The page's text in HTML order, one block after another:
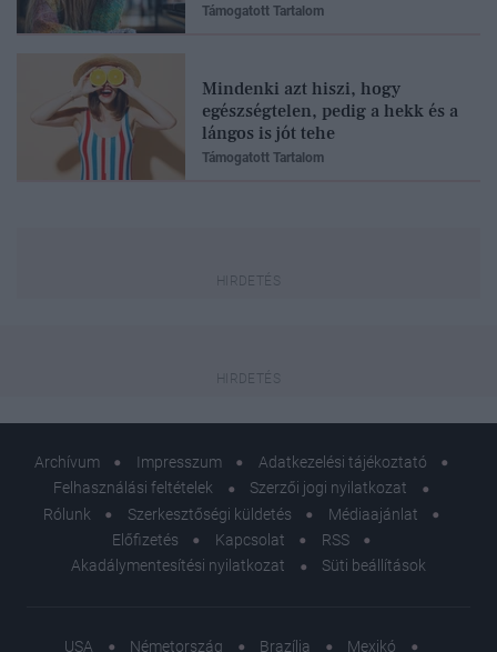
Támogatott Tartalom
Mindenki azt hiszi, hogy
egészségtelen, pedig a hekk és a
lángos is jót tehe
Támogatott Tartalom
Archívum Impresszum
Adatkezelési tájékoztató
Felhasználási feltételek
Szerzői jogi nyilatkozat
Rólunk
Szerkesztőségi küldetés
Médiaajánlat
Előfizetés
Kapcsolat
RSS
Akadálymentesítési nyilatkozat
Süti beállítások
USA Németország Brazília
Mexikó